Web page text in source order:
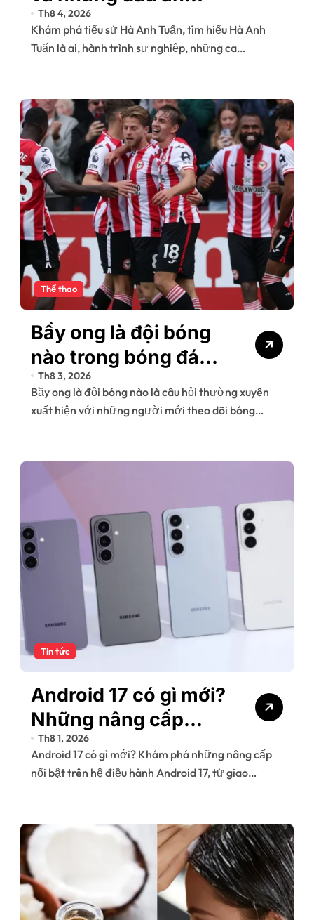
trong sự nghiệp
Th8 4, 2026
Khám phá tiểu sử Hà Anh Tuấn, tìm hiểu Hà Anh
Tuấn là ai, hành trình sự nghiệp, những ca…
Thể thao
Bầy ong là đội bóng
nào trong bóng đá
cùng góc nhìn
chuyên gia
Th8 3, 2026
Bầy ong là đội bóng nào là câu hỏi thường xuyên
xuất hiện với những người mới theo dõi bóng…
Tin tức
Android 17 có gì mới?
Những nâng cấp
đáng chú ý trên
phiên bản hệ điều
Th8 1, 2026
Android 17 có gì mới? Khám phá những nâng cấp
nổi bật trên hệ điều hành Android 17, từ giao…